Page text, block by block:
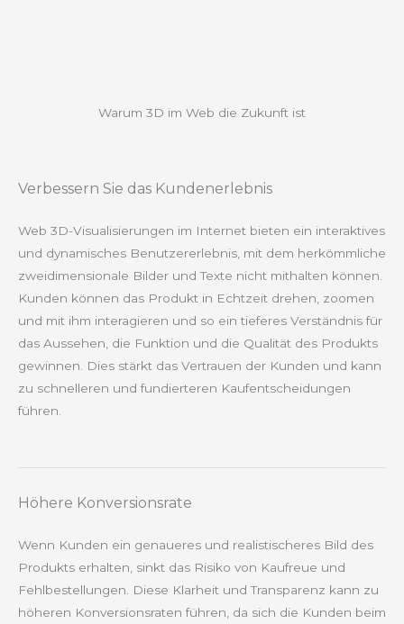
Warum 3D im Web die Zukunft ist
Verbessern Sie das Kundenerlebnis
Web 3D-Visualisierungen im Internet bieten ein interaktives
und dynamisches Benutzererlebnis, mit dem herkömmliche
zweidimensionale Bilder und Texte nicht mithalten können.
Kunden können das Produkt in Echtzeit drehen, zoomen
und mit ihm interagieren und so ein tieferes Verständnis für
das Aussehen, die Funktion und die Qualität des Produkts
gewinnen. Dies stärkt das Vertrauen der Kunden und kann
zu schnelleren und fundierteren Kaufentscheidungen
führen.
Höhere Konversionsrate
Wenn Kunden ein genaueres und realistischeres Bild des
Produkts erhalten, sinkt das Risiko von Kaufreue und
Fehlbestellungen. Diese Klarheit und Transparenz kann zu
höheren Konversionsraten führen, da sich die Kunden beim